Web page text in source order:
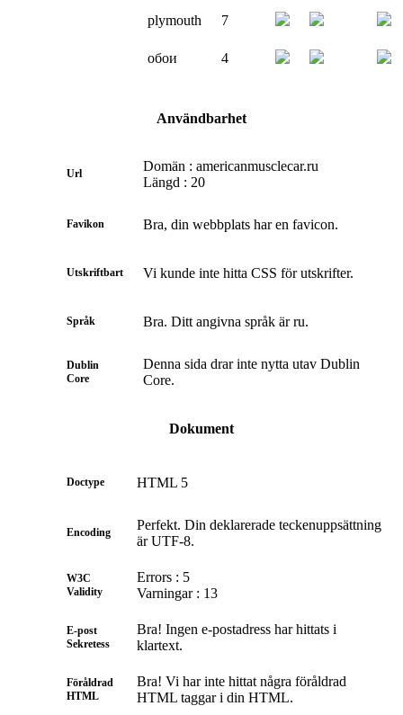
plymouth 7
обои 4
Användbarhet
Url
Domän : americanmusclecar.ru
Längd : 20
Favikon Bra, din webbplats har en favicon.
Utskriftbart Vi kunde inte hitta CSS för utskrifter.
Språk Bra. Ditt angivna språk är ru.
Dublin
Core
Denna sida drar inte nytta utav Dublin
Core.
Dokument
Doctype HTML 5
Encoding
Perfekt. Din deklarerade teckenuppsättning
är UTF-8.
W3C
Validity
Errors : 5
Varningar : 13
E-post
Sekretess
Bra! Ingen e-postadress har hittats i
klartext.
Föråldrad
HTML
Bra! Vi har inte hittat några föråldrad
HTML taggar i din HTML.